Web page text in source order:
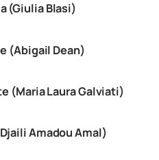
(Giulia Blasi)
(Abigail Dean)
(Maria Laura Galviati)
Amadou Amal)